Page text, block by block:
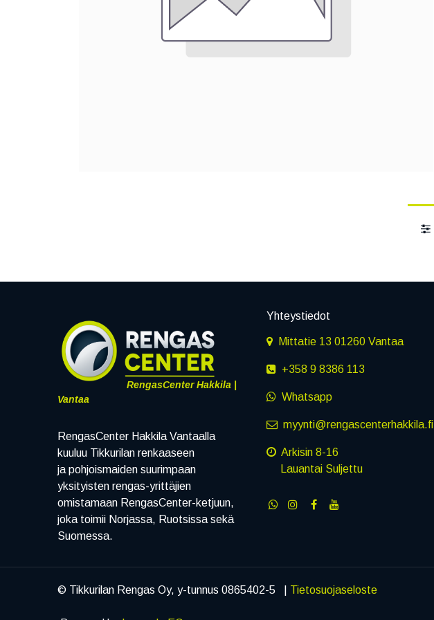
RengasCenter Hakkila |
Vantaa
RengasCenter Hakkila Vantaalla
kuuluu Tikkurilan renkaaseen
ja pohjoismaiden suurimpaan
yksityisten rengas-yrittäjien
omistamaan RengasCenter-ketjuun,
joka toimii Norjassa, Ruotsissa sekä
Suomessa.
Yhteystiedot
Mittatie 13 01260 Vantaa
+358 9 8386 113
Whatsapp
myynti@rengascenterhakkila.fi
Arkisin 8-16
Lauantai Suljettu
© Tikkurilan Rengas Oy, y-tunnus 0865402-5 | Tietosuojaseloste